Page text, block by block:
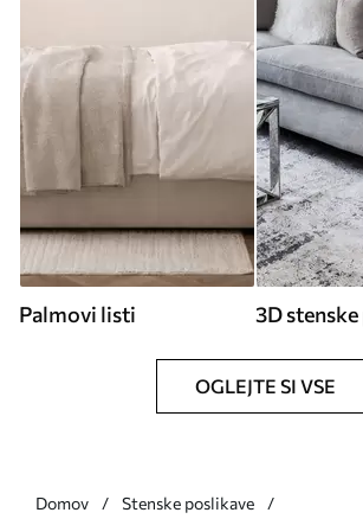
Palmovi listi 3D
OGLEJTE SI VSE
Domov
Stenske poslikave